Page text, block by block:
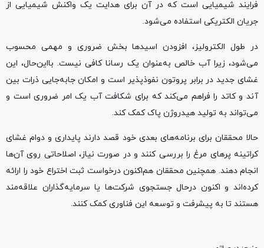
فرایند شیمیایی است که در آن برای هدایت یک واکنش شیمیایی از
جریان الکتریکی استفاده می‌شود.
در طول الکترولیز، افزودن اسیدها بخش ضروری و مهمی محسوب
می‌شود، زیرا آب خالص به‌عنوان یک رسانا کافی نیست. بااین‌حال، این
غشای جدید در برابر پروتون نفوذپذیر است و امکان جابه‌جایی ذرات بین
آند و کاتد را فراهم می‌کند که برای شکافت آب یک امر ضروری است و
می‌تواند به تولید هیدروژن پاک کمک کند.
حالا محققان برای برنامه‌های بعدی خود قصد دارند پایداری و دوام غشای
کراتینه پرهای مرغ را بررسی کنند و در صورت نیاز، اصلاحاتی روی آن‌ها
انجام دهند. همچنین محققان هم‌اکنون درخواست ثبت اختراع خود را ارائه
کرده‌اند و اکنون درحال جستجوی شرکت‌ها یا سرمایه‌گذاران علاقه‌مند
هستند تا به پیشرفت و توسعه این فناوری کمک کنند.